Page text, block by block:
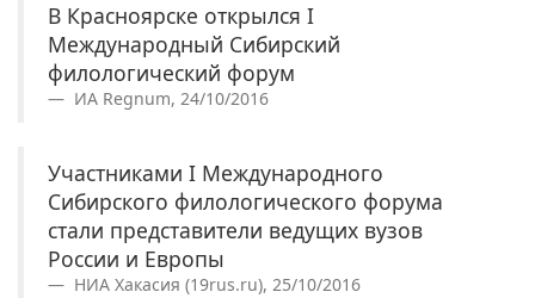
В Красноярске открылся I
Международный Сибирский
филологический форум
ИА Regnum, 24/10/2016
Участниками I Международного
Сибирского филологического форума
стали представители ведущих вузов
России и Европы
НИА Хакасия (19rus.ru), 25/10/2016